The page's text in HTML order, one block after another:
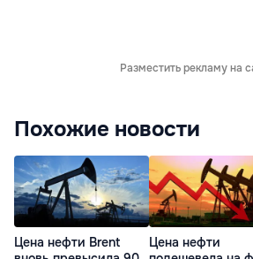
Разместить рекламу на
Похожие новости
Цена нефти Brent
Цена нефти